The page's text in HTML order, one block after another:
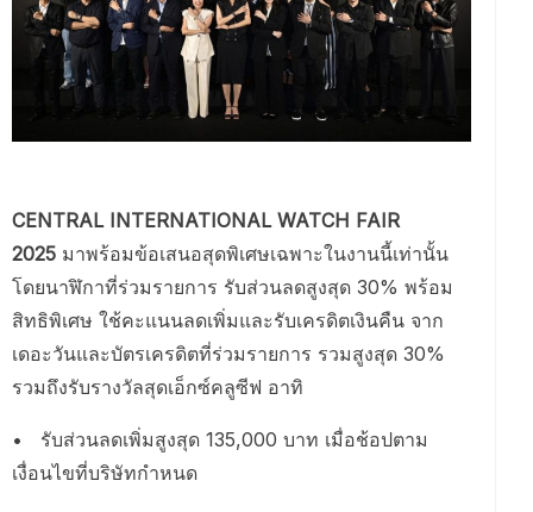
CENTRAL INTERNATIONAL WATCH FAIR
2025 มาพร้อมข้อเสนอสุดพิเศษเฉพาะในงานนี้เท่านั้น
โดยนาฬิกาที่ร่วมรายการ รับส่วนลดสูงสุด 30% พร้อม
สิทธิพิเศษ ใช้คะแนนลดเพิ่มและรับเครดิตเงินคืน จาก
เดอะวันและบัตรเครดิตที่ร่วมรายการ รวมสูงสุด 30%
รวมถึงรับรางวัลสุดเอ็กซ์คลูซีฟ อาทิ
• รับส่วนลดเพิ่มสูงสุด 135,000 บาท เมื่อช้อปตาม
เงื่อนไขที่บริษัทกำหนด